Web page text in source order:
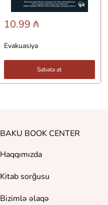
10.99 ₼
Evakuasiya
Səbətə at
BAKU BOOK CENTER
Haqqımızda
Kitab sorğusu
Bizimlə əlaqə